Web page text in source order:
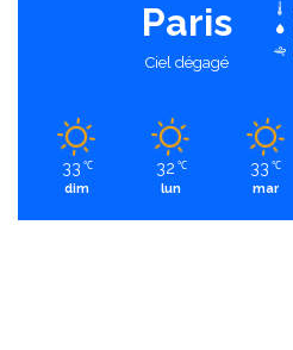
Paris
Ciel dégagé
33 ℃
dim
32 ℃
lun
33 ℃
mar